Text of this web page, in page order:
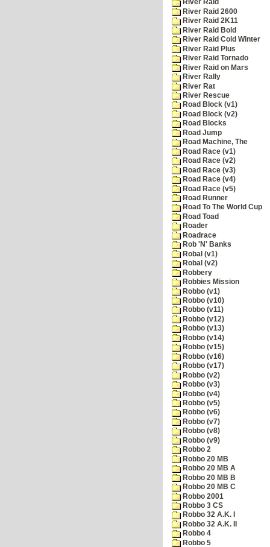
River Raid
River Raid 2600
River Raid 2K11
River Raid Bold
River Raid Cold Winter
River Raid Plus
River Raid Tornado
River Raid on Mars
River Rally
River Rat
River Rescue
Road Block (v1)
Road Block (v2)
Road Blocks
Road Jump
Road Machine, The
Road Race (v1)
Road Race (v2)
Road Race (v3)
Road Race (v4)
Road Race (v5)
Road Runner
Road To The World Cup
Road Toad
Roader
Roadrace
Rob 'N' Banks
Robal (v1)
Robal (v2)
Robbery
Robbies Mission
Robbo (v1)
Robbo (v10)
Robbo (v11)
Robbo (v12)
Robbo (v13)
Robbo (v14)
Robbo (v15)
Robbo (v16)
Robbo (v17)
Robbo (v2)
Robbo (v3)
Robbo (v4)
Robbo (v5)
Robbo (v6)
Robbo (v7)
Robbo (v8)
Robbo (v9)
Robbo 2
Robbo 20 MB
Robbo 20 MB A
Robbo 20 MB B
Robbo 20 MB C
Robbo 2001
Robbo 3 CS
Robbo 32 A.K. I
Robbo 32 A.K. II
Robbo 4
Robbo 5